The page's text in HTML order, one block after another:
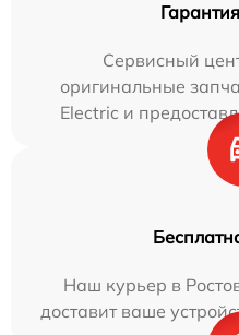
Сервисный
оригинальные
Electric и
Наш курьер в
доставит ваше